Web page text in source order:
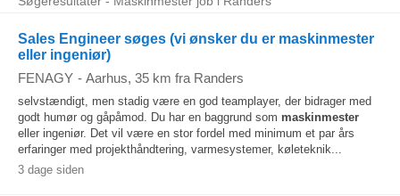
Sales Engineer søges (vi ønsker du er maskinmester
eller ingeniør)
FENAGY - Aarhus, 35 km fra Randers
selvstændigt, men stadig være en god teamplayer, der bidrager med
godt humør og gåpåmod. Du har en baggrund som maskinmester
eller ingeniør. Det vil være en stor fordel med minimum et par års
erfaringer med projekthåndtering, varmesystemer, køleteknik...
3 dage siden